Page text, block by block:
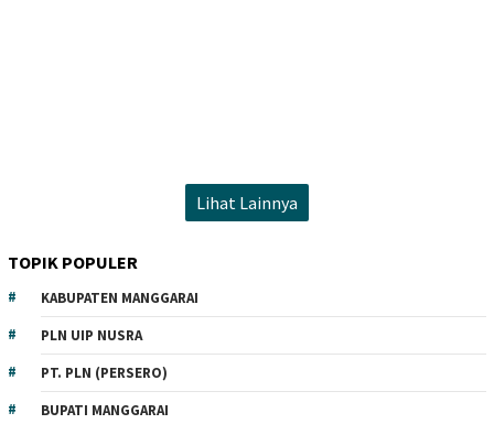
Lihat Lainnya
TOPIK POPULER
KABUPATEN MANGGARAI
PLN UIP NUSRA
PT. PLN (PERSERO)
BUPATI MANGGARAI